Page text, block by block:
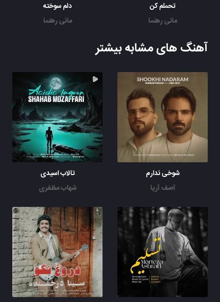
تحملم کن
مانی رهنما
دلم سوخته
مانی رهنما
آهنگ های مشابه بیشتر
شوخی ندارم
آصف آریا
تالاب اسیدی
شهاب مظفری